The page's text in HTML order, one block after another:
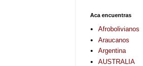
Aca encuentras
Afrobolivianos
Araucanos
Argentina
AUSTRALIA